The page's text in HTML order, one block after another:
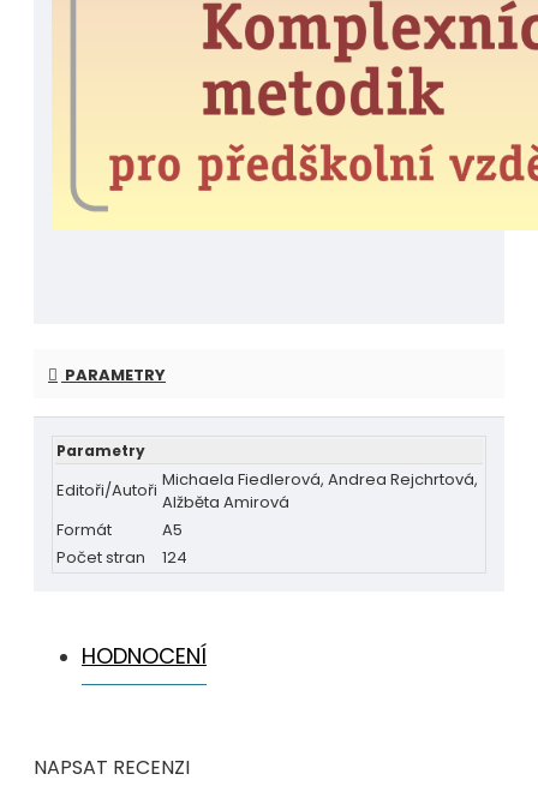
PARAMETRY
Parametry
Editoři/Autoři Michaela Fiedlerová, Andrea Rejchrtová,
Alžběta Amirová
Formát
A5
Počet stran
124
HODNOCENÍ
NAPSAT RECENZI